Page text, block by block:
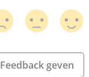
Feedback geven